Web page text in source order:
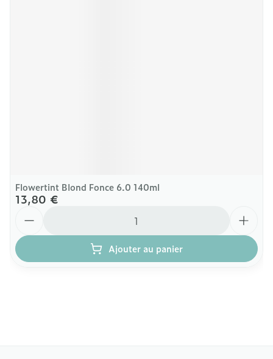
Flowertint Blond Fonce 6.0 140ml
13,80 €
Ajouter au panier